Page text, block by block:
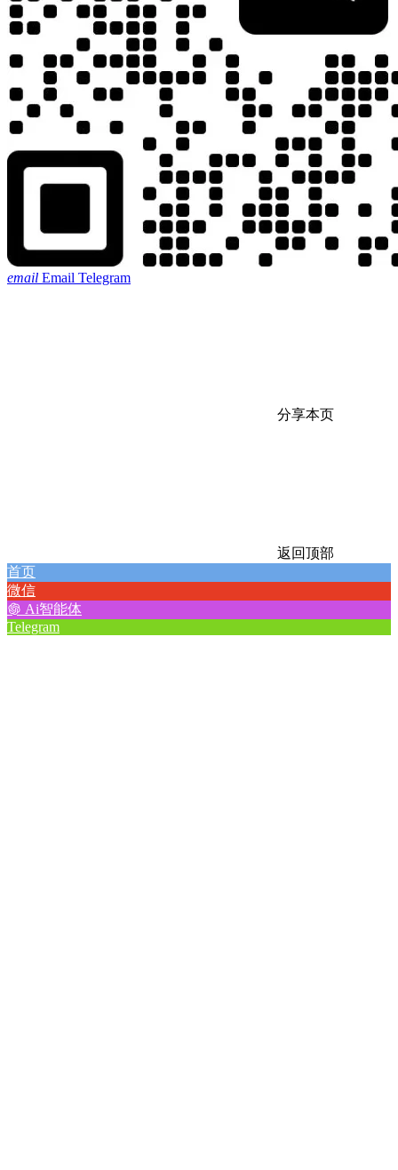
email Email Telegram
分享本页
返回顶部
首页
微信
Ai智能体
Telegram